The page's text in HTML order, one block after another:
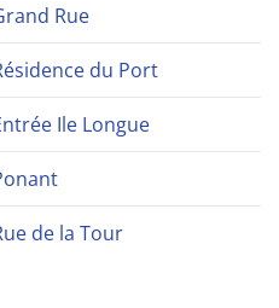
Rue
du Port
Ile Longue
de la Tour